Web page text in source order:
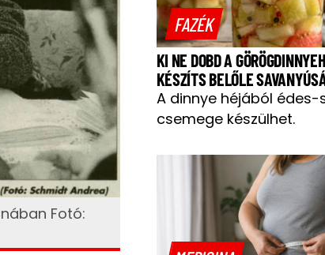
Fotó:
FAZÉK
KI NE DOBD A
KÉSZÍTS BELŐLE
A dinnye héjából édes-
csemege készülhet.